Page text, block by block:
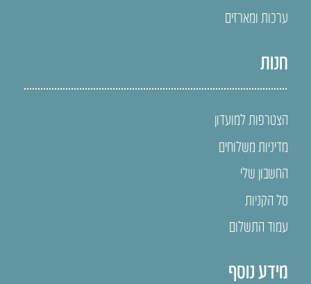
ערכות ומארזים
חנות
הצטרפות למועדון
מדיניות משלוחים
החשבון שלי
סל הקניות
עמוד התשלום
מידע נוסף